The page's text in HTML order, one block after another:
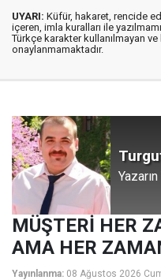
UYARI: Küfür, hakaret, rencide
içeren, imla kuralları ile
Türkçe karakter kullanılmayan
onaylanmamaktadır.
MÜŞTERİ HER
AMA HER
Yayınlanma: 08 Ağustos 2026